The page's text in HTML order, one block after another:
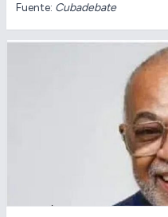
Fuente: Cubadebate